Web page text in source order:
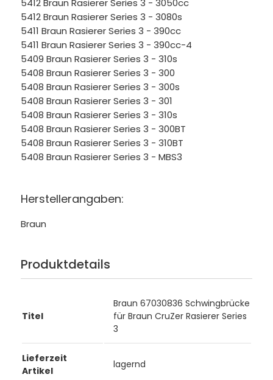
5412 Braun Rasierer Series 3 - 3080s
5411 Braun Rasierer Series 3 - 390cc
5411 Braun Rasierer Series 3 - 390cc-4
5409 Braun Rasierer Series 3 - 310s
5408 Braun Rasierer Series 3 - 300
5408 Braun Rasierer Series 3 - 300s
5408 Braun Rasierer Series 3 - 301
5408 Braun Rasierer Series 3 - 310s
5408 Braun Rasierer Series 3 - 300BT
5408 Braun Rasierer Series 3 - 310BT
5408 Braun Rasierer Series 3 - MBS3
Herstellerangaben:
Braun
Produktdetails
Titel
Braun 67030836 Schwingbrücke
für Braun CruZer Rasierer Series
3
Lieferzeit
Artikel
lagernd